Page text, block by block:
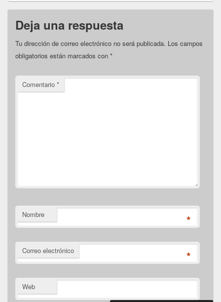
Deja una respuesta
Tu dirección de correo electrónico no será publicada. Los campos
obligatorios están marcados con *
Comentario *
Nombre *
Correo electrónico *
Web